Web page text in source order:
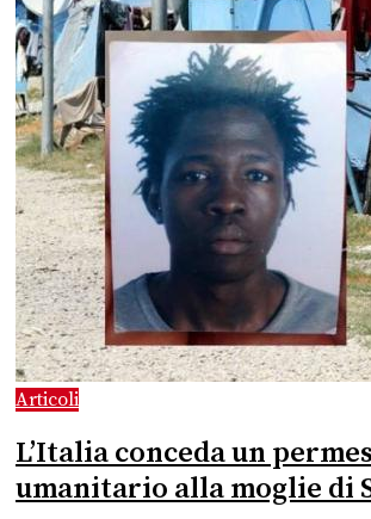
Articoli
L’Italia conceda un
umanitario alla moglie di